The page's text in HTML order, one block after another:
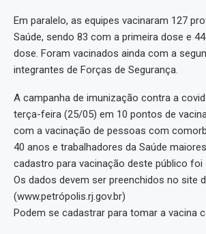
Em paralelo, as equipes vacinaram 127
Saúde, sendo 83 com a primeira dose e
dose. Foram vacinados ainda com a
integrantes de Forças de Segurança.
A campanha de imunização contra a
terça-feira (25/05) em 10 pontos de
com a vacinação de pessoas com
40 anos e trabalhadores da Saúde
cadastro para vacinação deste público foi
Os dados devem ser preenchidos no site
(www.petrópolis.rj.gov.br)
Podem se cadastrar para tomar a vacina